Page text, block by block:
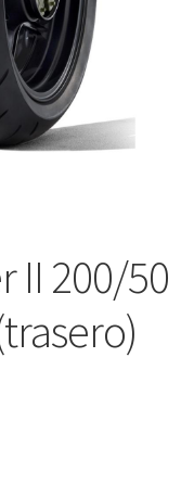
II 200/50